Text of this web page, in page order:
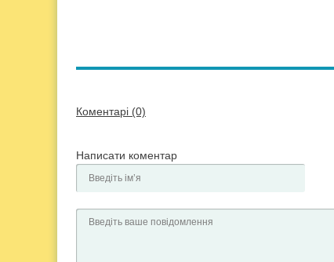
Коментарі (0)
Написати коментар